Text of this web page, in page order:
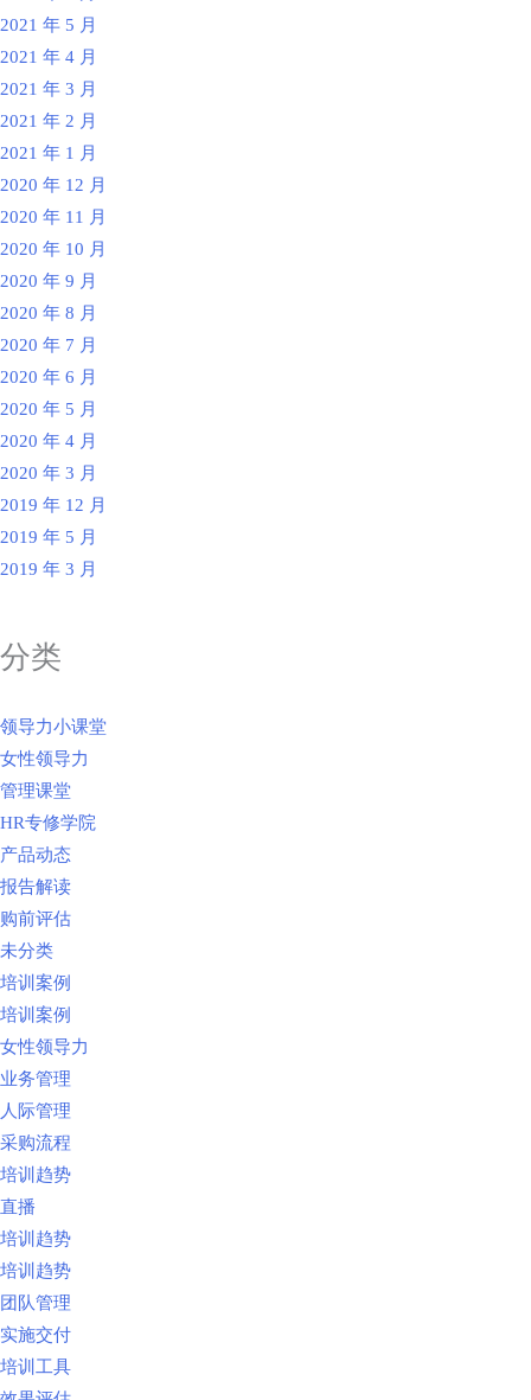
2021 年 5 月
2021 年 4 月
2021 年 3 月
2021 年 2 月
2021 年 1 月
2020 年 12 月
2020 年 11 月
2020 年 10 月
2020 年 9 月
2020 年 8 月
2020 年 7 月
2020 年 6 月
2020 年 5 月
2020 年 4 月
2020 年 3 月
2019 年 12 月
2019 年 5 月
2019 年 3 月
分类
领导力小课堂
女性领导力
管理课堂
HR专修学院
产品动态
报告解读
购前评估
未分类
培训案例
培训案例
女性领导力
业务管理
人际管理
采购流程
培训趋势
直播
培训趋势
培训趋势
团队管理
实施交付
培训工具